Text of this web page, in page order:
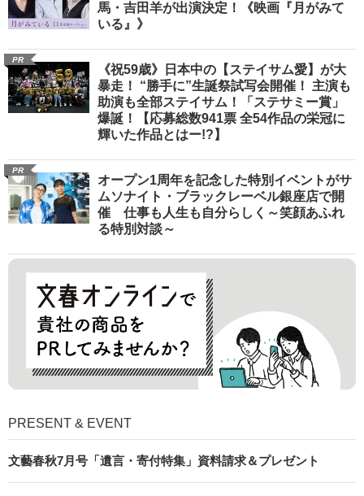
馬・吉田羊が出演決定！《映画『月がみて
いる』》
PR
《祝59歳》日本中の【ステイサム愛】が大
暴走！ “勝手に”生誕祭試写会開催！ 主演も
助演も全部ステイサム！「ステサミー賞」
爆誕！【応募総数941票 全54作品の栄冠に
輝いた作品とはー!?】
PR
オープン1周年を記念した特別イベントがサ
ムソナイト・ブラックレーベル銀座店で開
催 仕事も人生も自分らしく～笑顔あふれ
る特別対談～
PRESENT & EVENT
文藝春秋7月号「遺言・寄付特集」資料請求＆プレゼント